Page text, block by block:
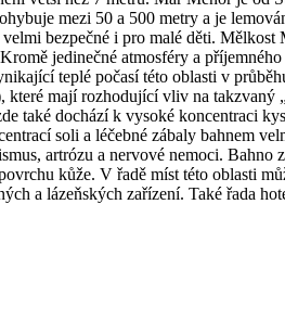
mezi 50 a 500 metry a je
bezpečné i pro malé děti.
jedinečné atmosféry a
teplé počasí této oblasti v
mají rozhodující vliv na takzvaný
také dochází k vysoké koncentraci
soli a léčebné zábaly bahnem
artrózu a nervové nemoci.
kůže. V řadě míst této oblasti
a lázeňských zařízení. Také řada